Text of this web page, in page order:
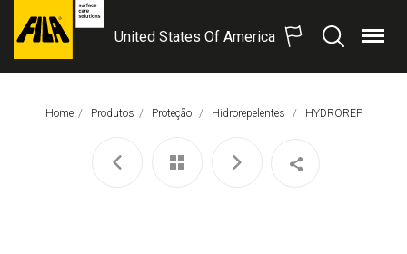
FILA
S.p.A.
United States Of America
ProcurarMenu
Home Produtos Proteção Hidrorepelentes Página Atual:
HYDROREP